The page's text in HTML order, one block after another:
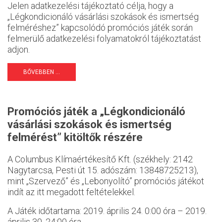
Jelen adatkezelési tájékoztató célja, hogy a
„Légkondicionáló vásárlási szokások és ismertség
felméréshez” kapcsolódó promóciós játék során
felmerülő adatkezelési folyamatokról tájékoztatást
adjon.
BŐVEBBEN ...
Promóciós játék a „Légkondicionáló
vásárlási szokások és ismertség
felmérést” kitöltők részére
A Columbus Klímaértékesítő Kft. (székhely: 2142
Nagytarcsa, Pesti út 15. adószám: 13848725213),
mint „Szervező” és „Lebonyolító” promóciós játékot
indít az itt megadott feltételekkel.
A Játék időtartama: 2019. április 24. 0:00 óra – 2019.